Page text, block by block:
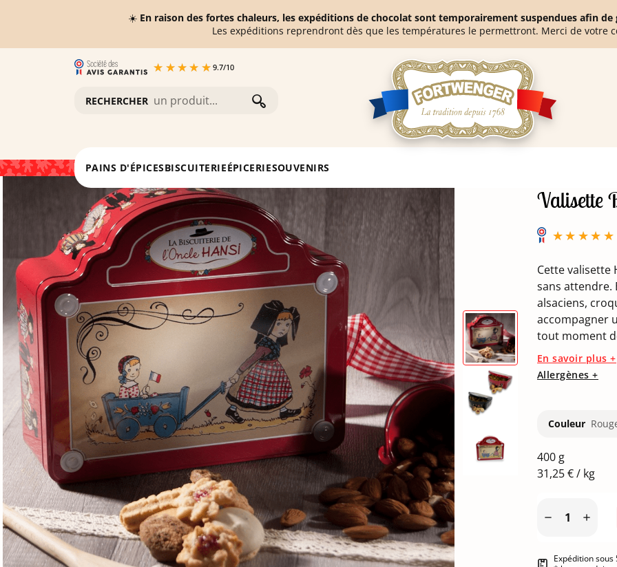
☀️ En raison des fortes chaleurs, les expéditions de chocolat sont temporairement suspendues afin
Les expéditions reprendront dès que les températures le permettront. Merci de votre
RECHERCHER
PAINS D'ÉPICESBISCUITERIEÉPICERIESOUVENIRS
Valisette
Cette valisette
sans attendre.
alsaciens,
accompagner
tout moment
En savoir plus +
Allergènes +
Couleur
400 g
31,25 € / kg
 
Expédition